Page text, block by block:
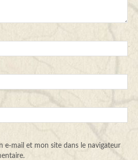
e-mail et mon site dans le navigateur